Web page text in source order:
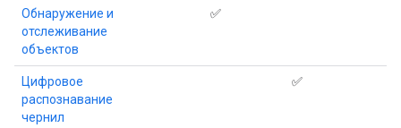
Обнаружение и
отслеживание
объектов
✅
Цифровое
распознавание
чернил
✅